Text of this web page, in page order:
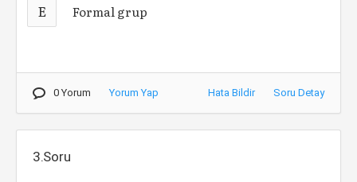
E Formal grup
0 Yorum Yorum Yap Hata Bildir Soru Detay
3.Soru